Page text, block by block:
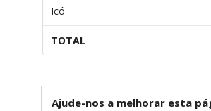
Icó
TOTAL
Ajude-nos a melhorar esta